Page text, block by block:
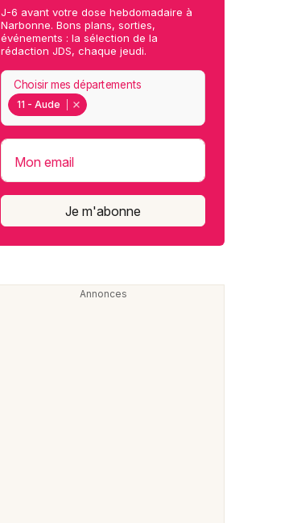
J-6 avant votre dose hebdomadaire à
Narbonne. Bons plans, sorties,
événements : la sélection de la
rédaction JDS, chaque jeudi.
11 - Aude
Choisir mes départements
Mon email
Je m'abonne